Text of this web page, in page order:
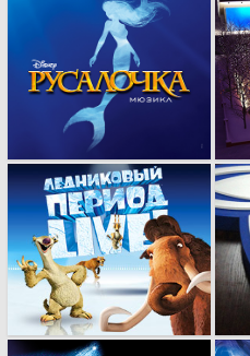
Воплощение
атмосферы сказки в
рекламе.
Сенсационная
реклама для
сенсационных
проектов.